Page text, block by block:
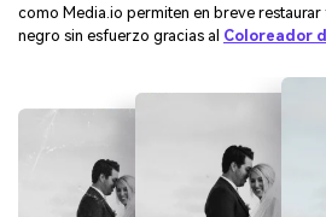
como Media.io permiten en breve
negro sin esfuerzo gracias al Coloreador